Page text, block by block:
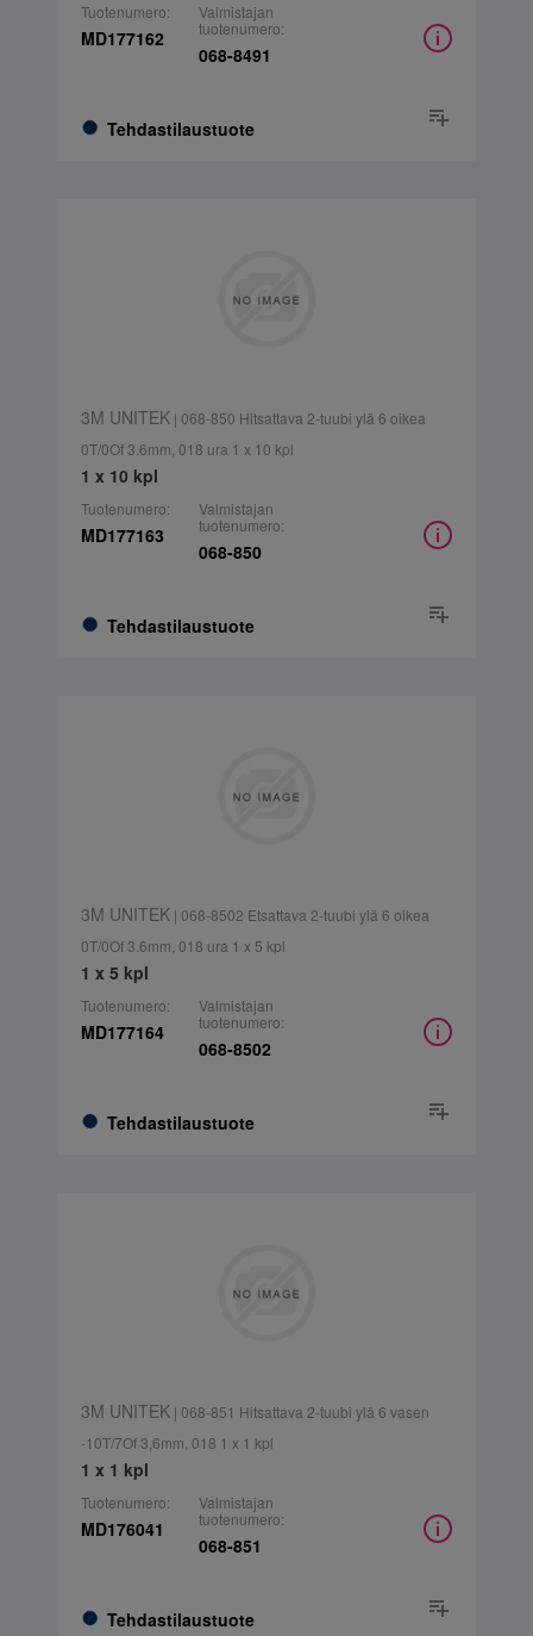
Tuotenumero:
MD177162
Tehdastilaustuote
Valmistajan
tuotenumero:
068-8491
3M UNITEK| 068-850 Hitsattava 2-tuubi ylä 6 oikea
0T/0Of 3.6mm, 018 ura 1 x 10 kpl
1 x 10 kpl
Tuotenumero:
MD177163
Tehdastilaustuote
Valmistajan
tuotenumero:
068-850
3M UNITEK| 068-8502 Etsattava 2-tuubi ylä 6 oikea
0T/0Of 3.6mm, 018 ura 1 x 5 kpl
1 x 5 kpl
Tuotenumero:
MD177164
Tehdastilaustuote
Valmistajan
tuotenumero:
068-8502
3M UNITEK| 068-851 Hitsattava 2-tuubi ylä 6 vasen
-10T/7Of 3,6mm, 018 1 x 1 kpl
1 x 1 kpl
Tuotenumero:
MD176041
Tehdastilaustuote
Valmistajan
tuotenumero:
068-851